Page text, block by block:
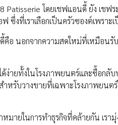
Patisserie โดยเชฟแอนดี้ ยัง เช
ซึ่งที่เราเลือกเป็นครัวซองต์เพรา
อ นอกจากความสดใหม่ที่เหมือนรั
ด้ง่ายทั้งในโรงภาพยนตร์และซื้อก
หรับวางขายที่เฉพาะโรงภาพยนตร์
หมายในการทำธุรกิจที่คล้ายกัน เ